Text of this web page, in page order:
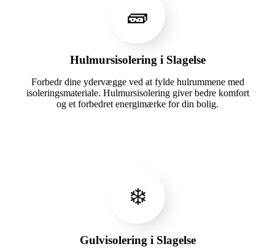
🧱
Hulmursisolering i Slagelse
Forbedr dine ydervægge ved at fylde hulrummene med
isoleringsmateriale. Hulmursisolering giver bedre komfort
og et forbedret energimærke for din bolig.
❄️
Gulvisolering i Slagelse